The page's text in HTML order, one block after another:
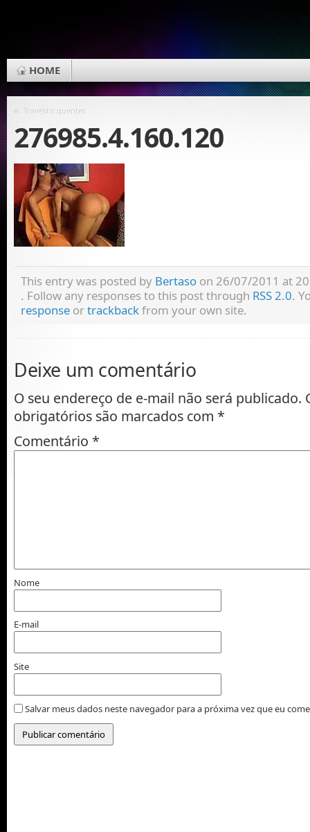
HOME
« Travestis quentes
276985.4.160.120
This entry was posted by Bertaso on 26/07/2011 at
. Follow any responses to this post through RSS 2.0.
response ortrackbackfrom your own site.
Deixe um comentário
O seu endereço de e-mail não será publicado.
obrigatórios são marcados com *
Comentário *
Nome
E-mail
Site
Salvar meus dados neste navegador para a próxima vez que eu